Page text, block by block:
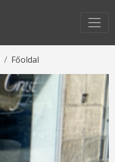
Főoldal